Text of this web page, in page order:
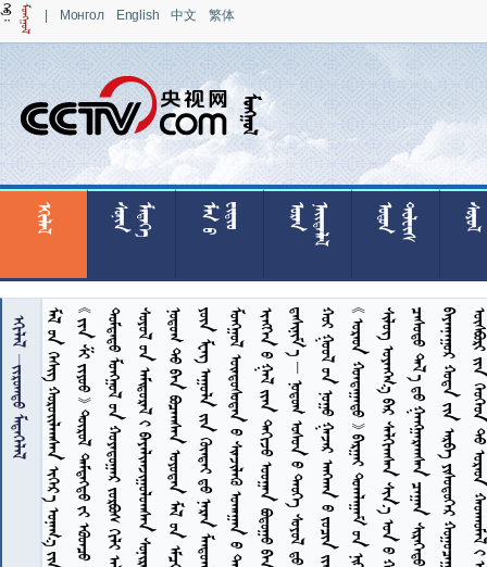
| Монгол English 中文 繁体
 








  







  









  







  














                                               